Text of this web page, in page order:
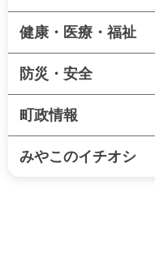
健康・医療・福祉
防災・安全
町政情報
みやこのイチオシ